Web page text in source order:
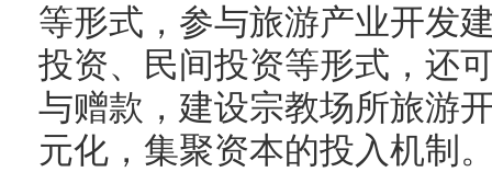
等形式，参与旅游产业开发
投资、民间投资等形式，还
与赠款，建设宗教场所旅游
元化，集聚资本的投入机制